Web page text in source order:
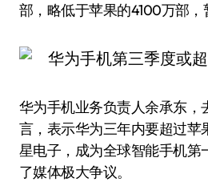
部，略低于苹果的4100万部，
华为手机业务负责人余承东，
言，表示华为三年内要超过苹
星电子，成为全球智能手机第
了媒体极大争议。